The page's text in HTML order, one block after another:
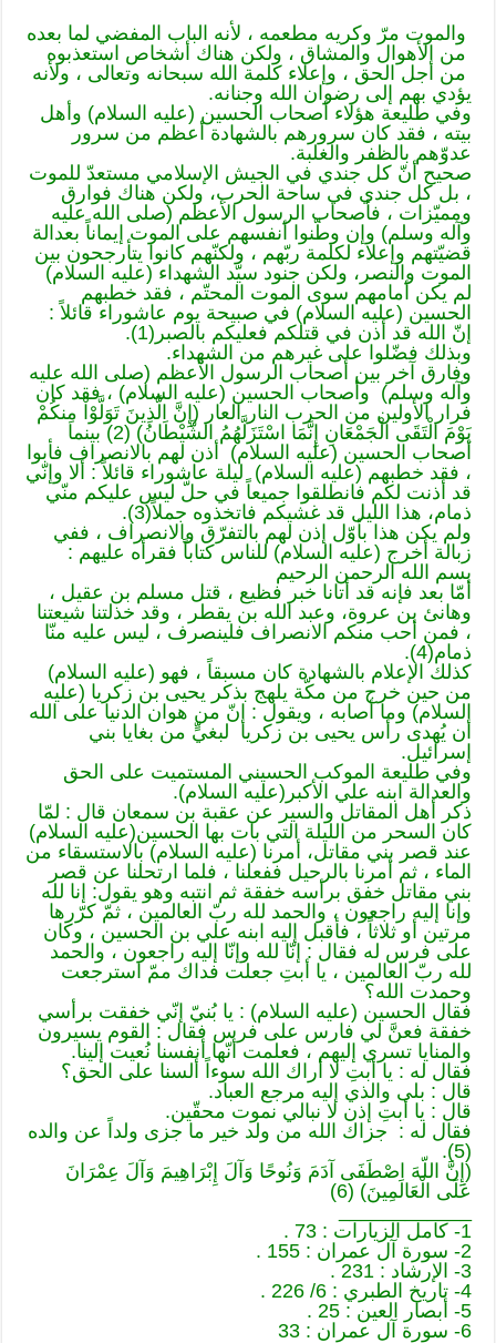
والموت مرّ وكريه مطعمه ، لأنه الباب المفضي لما بعده
من الأهوال والمشاق ، ولكن هناك أشخاص استعذبوه
من أجل الحق ، وإعلاء كلمة الله سبحانه وتعالى ، ولأنه
يؤدي بهم إلى رضوان الله وجنانه.
وفي طليعة هؤلاء أصحاب الحسين (عليه السلام) وأهل
بيته ، فقد كان سرورهم بالشهادة أعظم من سرور
عدوّهم بالظفر والغلبة.
صحيح أنّ كل جندي في الجيش الإسلامي مستعدّ للموت
، بل كل جندي في ساحة الحرب، ولكن هناك فوارق
ومميّزات ، فأصحاب الرسول الأعظم (صلى الله عليه
وآله وسلم) وإن وطّنوا أنفسهم على الموت إيماناً بعدالة
قضيّتهم وإعلاء لكلمة ربّهم ، ولكنّهم كانوا يتأرجحون بين
الموت والنصر، ولكن جنود سيّد الشهداء (عليه السلام)
لم يكن أمامهم سوى الموت المحتّم ، فقد خطبهم
الحسين (عليه السلام) في صبيحة يوم عاشوراء قائلاً :
إنّ الله قد أذن في قتلكم فعليكم بالصبر(1).
وبذلك فضّلوا على غيرهم من الشهداء.
وفارق آخر بين أصحاب الرسول الأعظم (صلى الله عليه
وآله وسلم) وأصحاب الحسين (عليه السلام) ، فقد كان
فرار الأولين من الحرب النار العار (إِنَّ الَّذِينَ تَوَلَّوْاْ مِنكُمْ
يَوْمَ الْتَقَى الْجَمْعَانِ إِنَّمَا اسْتَزَلَّهُمُ الشَّيْطَانُ) (2) بينما
أصحاب الحسين (عليه السلام) أذن لهم بالانصراف فأبوا
، فقد خطبهم (عليه السلام) ليلة عاشوراء قائلاً : ألا وإنّي
قد أذنت لكم فانطلقوا جميعاً في حلّ ليس عليكم منّي
ذمام، هذا الليل قد غشيكم فاتخذوه جملاً(3).
ولم يكن هذا بأوّل إذن لهم بالتفرّق والانصراف ، ففي
زبالة أخرج (عليه السلام) للناس كتاباً فقرأه عليهم :
بسم الله الرحمن الرحيم
أمّا بعد فإنه قد أتانا خبر فظيع ، قتل مسلم بن عقيل ،
وهانئ بن عروة، وعبد الله بن يقطر ، وقد خذلتنا شيعتنا
، فمن أحب منكم الانصراف فلينصرف ، ليس عليه منّا
ذمام(4).
كذلك الإعلام بالشهادة كان مسبقاً ، فهو (عليه السلام)
من حين خرج من مكّة يلهج بذكر يحيى بن زكريا (عليه
السلام) وما أصابه ، ويقول : إنّ من هوان الدنيا على الله
أن يُهدى رأس يحيى بن زكريا لبغيٍّ من بغايا بني
إسرائيل.
وفي طليعة الموكب الحسيني المستميت على الحق
والعدالة ابنه علي الأكبر(عليه السلام).
ذكر أهل المقاتل والسير عن عقبة بن سمعان قال : لمّا
كان السحر من الليلة التي بات بها الحسين(عليه السلام)
عند قصر بني مقاتل، أمرنا (عليه السلام) بالاستسقاء من
الماء ، ثم أمرنا بالرحيل ففعلنا ، فلما ارتحلنا عن قصر
بني مقاتل خفق برأسه خفقة ثم انتبه وهو يقول: إنا لله
وإنا إليه راجعون ، والحمد لله ربّ العالمين ، ثمّ كرّرها
مرتين أو ثلاثاً ، فأقبل إليه ابنه علي بن الحسين ، وكان
على فرس له فقال : إنّا لله وإنّا إليه راجعون ، والحمد
لله ربّ العالمين ، يا أبتِ جعلت فداك ممّ استرجعت
وحمدت الله؟
فقال الحسين (عليه السلام) : يا بُنيّ إنّي خفقت برأسي
خفقة فعنَّ لي فارس على فرس فقال : القوم يسيرون
والمنايا تسري إليهم ، فعلمت أنّها أنفسنا نُعيت إلينا.
فقال له : يا أبتِ لا أراك الله سوءاً ألسنا على الحق؟
قال : بلى والذي إليه مرجع العباد.
قال : يا أبتِ إذن لا نبالي نموت محقّين.
فقال له : جزاك الله من ولد خير ما جزى ولداً عن والده
(5).
(إِنَّ اللّهَ اصْطَفَى آدَمَ وَنُوحًا وَآلَ إِبْرَاهِيمَ وَآلَ عِمْرَانَ
عَلَى الْعَالَمِينَ) (6)
____________
1- كامل الزيارات : 73 .
2- سورة آل عمران : 155 .
3- الإرشاد : 231 .
4- تاريخ الطبري : 6/ 226 .
5- أبصار العين : 25 .
6- سورة آل عمران : 33